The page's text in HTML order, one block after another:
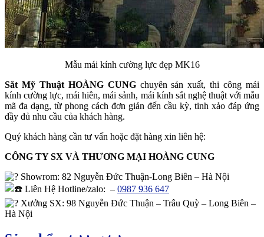
Mẫu mái kính cường lực đẹp MK16
Sắt Mỹ Thuật HOÀNG CUNGchuyên sản xuất, thi công mái
kính cường lực, mái hiên, mái sảnh, mái kính sắt nghệ thuật với mẫu
mã đa dạng, từ phong cách đơn giản đến cầu kỳ, tinh xảo đáp ứng
đầy đủ nhu cầu của khách hàng.
Quý khách hàng cần tư vấn hoặc đặt hàng xin liên hệ:
CÔNG TY SX VÀ THƯƠNG MẠI HOÀNG CUNG
Showrom: 82 Nguyễn Đức Thuận-Long Biên – Hà Nội
Liên Hệ Hotline/zalo: – 0987 936 647
Xưởng SX: 98 Nguyễn Đức Thuận – Trâu Quỳ – Long Biên –
Hà Nội